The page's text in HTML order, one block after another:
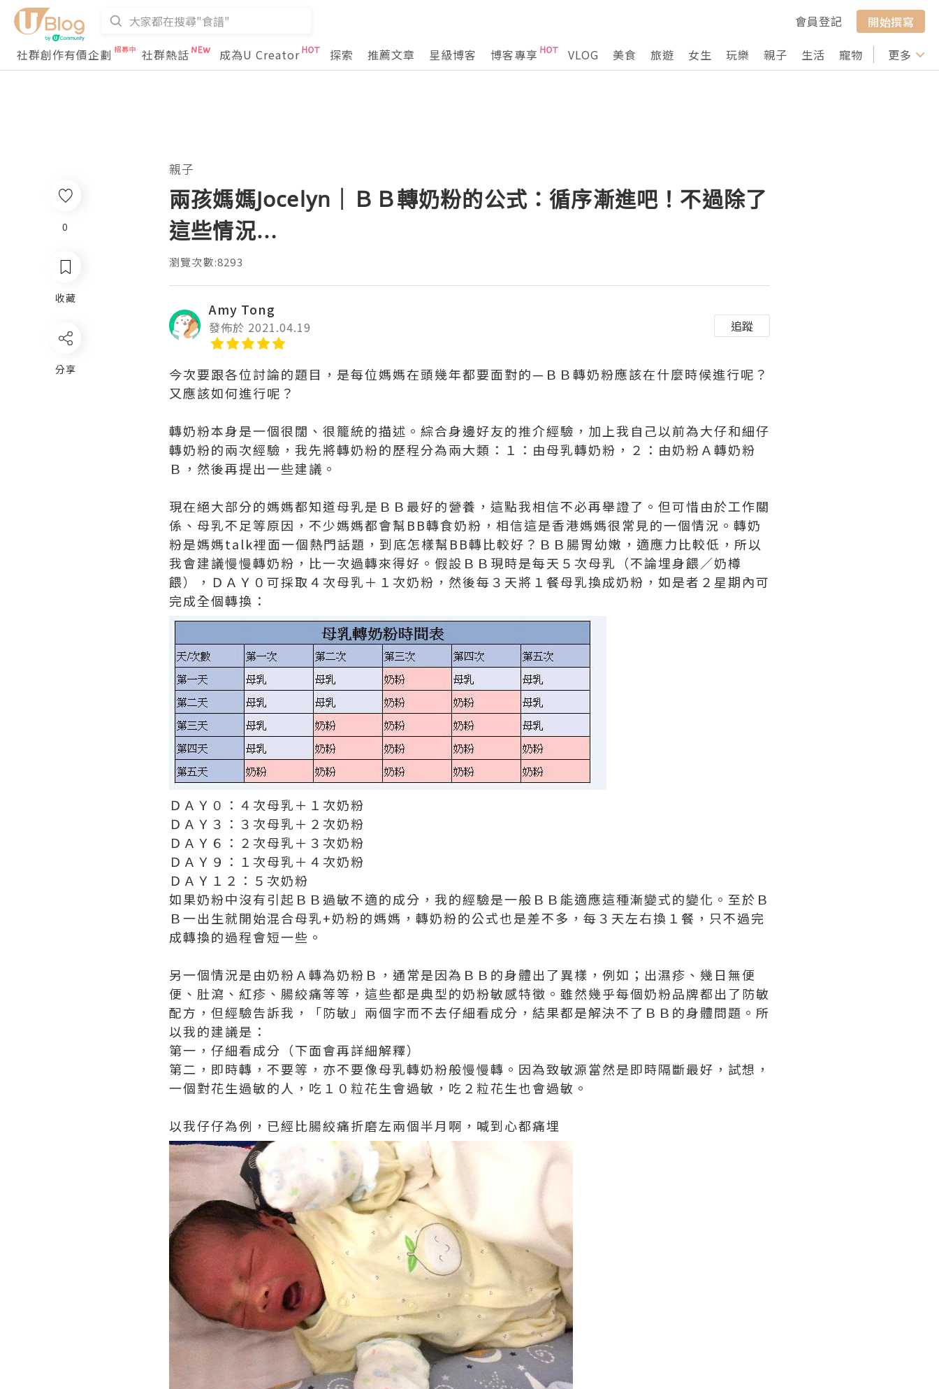
會員登記
開始撰寫
社群創作有價企劃
社群熱話 成為U Creator 探索 推薦文章 星級博客 博客專享 VLOG 美食 旅遊 女生 玩樂 親子 生活 寵物 行山 打卡
更多
0
收藏
分享
親子
兩孩媽媽Jocelyn｜ＢＢ轉奶粉的公式：循序漸進吧！不過除了
這些情況…
瀏覽次數:8293
Amy Tong
發佈於 2021.04.19 追蹤
今次要跟各位討論的題目，是每位媽媽在頭幾年都要面對的—ＢＢ轉奶粉應該在什麼時候進行呢？
又應該如何進行呢？
轉奶粉本身是一個很闊、很籠統的描述。綜合身邊好友的推介經驗，加上我自己以前為大仔和細仔
轉奶粉的兩次經驗，我先將轉奶粉的歷程分為兩大類：１：由母乳轉奶粉，２：由奶粉Ａ轉奶粉
Ｂ，然後再提出一些建議。
現在絕大部分的媽媽都知道母乳是ＢＢ最好的營養，這點我相信不必再舉證了。但可惜由於工作關
係、母乳不足等原因，不少媽媽都會幫BB轉食奶粉，相信這是香港媽媽很常見的一個情況。轉奶
粉是媽媽talk裡面一個熱門話題，到底怎樣幫BB轉比較好？ＢＢ腸胃幼嫩，適應力比較低，所以
我會建議慢慢轉奶粉，比一次過轉來得好。假設ＢＢ現時是每天５次母乳（不論埋身餵／奶樽
餵），ＤＡＹ０可採取４次母乳＋１次奶粉，然後每３天將１餐母乳換成奶粉，如是者２星期內可
完成全個轉換：
ＤＡＹ０：４次母乳＋１次奶粉
ＤＡＹ３：３次母乳＋２次奶粉
ＤＡＹ６：２次母乳＋３次奶粉
ＤＡＹ９：１次母乳＋４次奶粉
ＤＡＹ１２：５次奶粉
如果奶粉中沒有引起ＢＢ過敏不適的成分，我的經驗是一般ＢＢ能適應這種漸變式的變化。至於Ｂ
Ｂ一出生就開始混合母乳+奶粉的媽媽，轉奶粉的公式也是差不多，每３天左右換１餐，只不過完
成轉換的過程會短一些。
另一個情況是由奶粉Ａ轉為奶粉Ｂ，通常是因為ＢＢ的身體出了異樣，例如；出濕疹、幾日無便
便、肚瀉、紅疹、腸絞痛等等，這些都是典型的奶粉敏感特徵。雖然幾乎每個奶粉品牌都出了防敏
配方，但經驗告訴我，「防敏」兩個字而不去仔細看成分，結果都是解決不了ＢＢ的身體問題。所
以我的建議是：
第一，仔細看成分（下面會再詳細解釋）
第二，即時轉，不要等，亦不要像母乳轉奶粉般慢慢轉。因為致敏源當然是即時隔斷最好，試想，
一個對花生過敏的人，吃１０粒花生會過敏，吃２粒花生也會過敏。
以我仔仔為例，已經比腸絞痛折磨左兩個半月啊，喊到心都痛埋